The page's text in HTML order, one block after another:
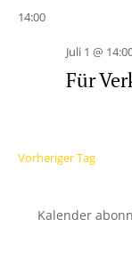
wählen.
14:00
Juli 1 @
Für
Vorheriger Tag
Kalender